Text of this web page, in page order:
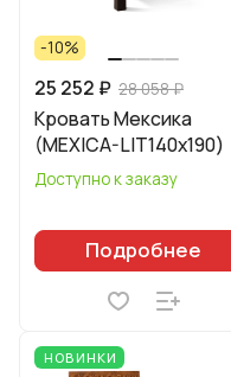
-10%
25 252 ₽ 28 058 ₽
Кровать Мексика
(MEXICA-LIT140х190)
Доступно к заказу
Подробнее
НОВИНКИ